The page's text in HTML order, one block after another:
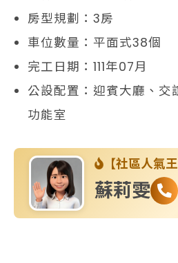
房型規劃：3房
車位數量：平面式38個
完工日期：111年07月
公設配置：迎賓大廳、交
功能室
【社區人氣王
蘇莉雯